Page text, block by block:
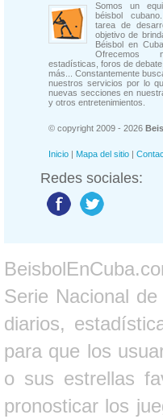
Somos un
béisbol
tarea de
objetivo de
Béisbol en
Ofrecemos
estadísticas, foros de
más... Constantemente
nuestros servicios por lo
nuevas secciones en
y otros entretenimientos.
© copyright 2009 - 2026
Inicio | Mapa del sitio |
Redes sociales:
Serie Nacional
diarios,
para que los
o sus estrellas
pronosticar los